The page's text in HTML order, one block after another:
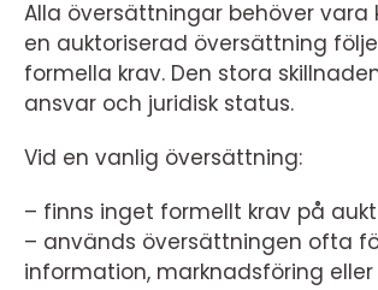
Alla översättningar behöver vara
en auktoriserad översättning
formella krav. Den stora
ansvar och juridisk status.
Vid en vanlig översättning:
– finns inget formellt krav på
– används översättningen ofta
information, marknadsföring eller